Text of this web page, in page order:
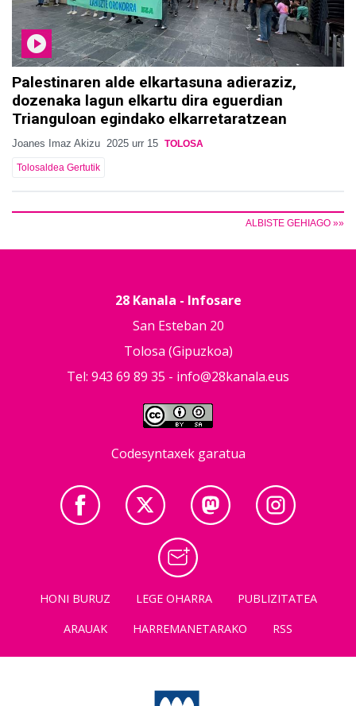
Palestinaren alde elkartasuna adieraziz,
dozenaka lagun elkartu dira eguerdian
Trianguloan egindako elkarretaratzean
Joanes Imaz Akizu 2025 urr 15 TOLOSA
Tolosaldea Gertutik
ALBISTE GEHIAGO »»
28 Kanala - Infosare
San Esteban 20
Tolosa (Gipuzkoa)
Tel: 943 69 89 35 - info@28kanala.eus
Codesyntaxek garatua
HONI BURUZ LEGE OHARRA
PUBLIZITATEA
ARAUAK
HARREMANETARAKO RSS